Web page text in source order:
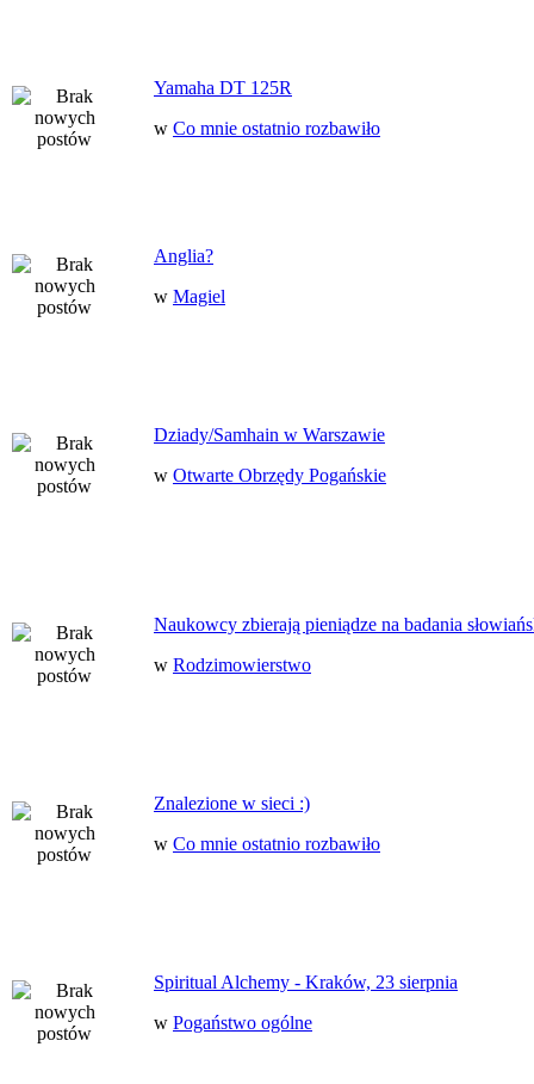
Yamaha DT 125R
w Co mnie ostatnio rozbawiło
Anglia?
w Magiel
Dziady/Samhain w Warszawie
w Otwarte Obrzędy Pogańskie
Naukowcy zbierają pieniądze na badania
w Rodzimowierstwo
Znalezione w sieci :)
w Co mnie ostatnio rozbawiło
Spiritual Alchemy - Kraków, 23 sierpnia
w Pogaństwo ogólne